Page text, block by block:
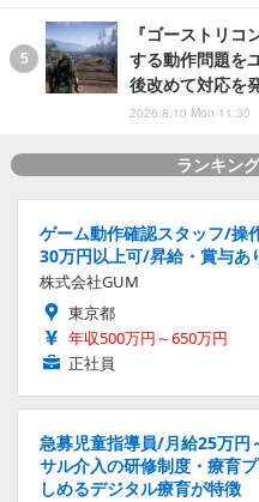
『ゴーストリ
する動作問題を
後改めて対応を
2026.8.10 Mon 11:30
ランキン
ゲーム動作確認スタッフ/操
30万円以上可/昇給・賞与あ
株式会社GUM
東京都
年収500万円～650万円
正社員
急募児童指導員/月給25万
サル介入の研修制度・療育
しめるデジタル療育が特徴